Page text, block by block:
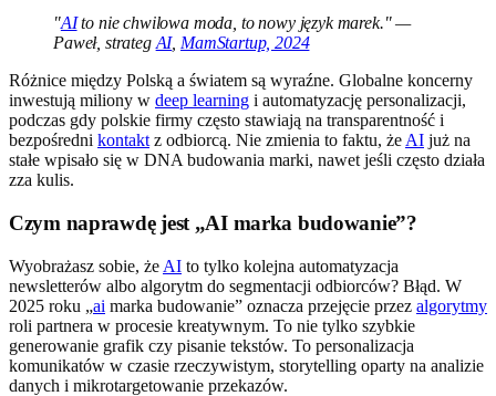
"AIto nie chwilowa moda, to nowy język marek." —
Paweł, strateg AI, MamStartup, 2024
Różnice między Polską a światem są wyraźne. Globalne koncerny
inwestują miliony w deep learning i automatyzację personalizacji,
podczas gdy polskie firmy często stawiają na transparentność i
bezpośredni kontakt z odbiorcą. Nie zmienia to faktu, że AI już na
stałe wpisało się w DNA budowania marki, nawet jeśli często działa
zza kulis.
Czym naprawdę jest „AI marka budowanie”?
Wyobrażasz sobie, że AI to tylko kolejna automatyzacja
newsletterów albo algorytm do segmentacji odbiorców? Błąd. W
2025 roku „ai marka budowanie” oznacza przejęcie przez algorytmy
roli partnera w procesie kreatywnym. To nie tylko szybkie
generowanie grafik czy pisanie tekstów. To personalizacja
komunikatów w czasie rzeczywistym, storytelling oparty na analizie
danych i mikrotargetowanie przekazów.